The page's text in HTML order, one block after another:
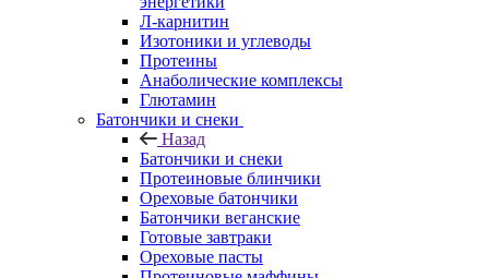
Л-карнитин
Изотоники и углеводы
Протеины
Анаболические комплексы
Глютамин
Батончики и снеки
Назад
Батончики и снеки
Протеиновые блинчики
Ореховые батончики
Батончики веганские
Готовые завтраки
Ореховые пасты